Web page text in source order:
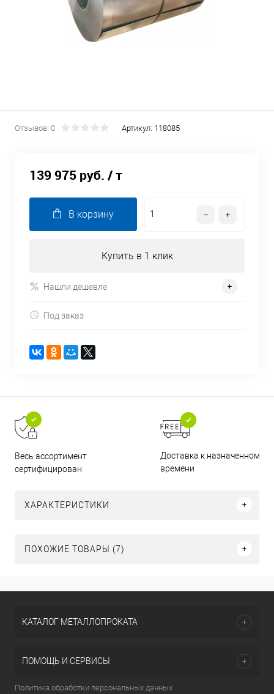
Отзывов: 0 Артикул: 118085
139 975 руб. / т
В корзину
Купить в 1 клик
Нашли дешевле
Под заказ
Весь ассортимент
сертифицирован
Доставка к назначенному
времени
ХАРАКТЕРИСТИКИ
ПОХОЖИЕ ТОВАРЫ (7)
КАТАЛОГ МЕТАЛЛОПРОКАТА
ПОМОЩЬ И СЕРВИСЫ
Политика обработки персональных данных